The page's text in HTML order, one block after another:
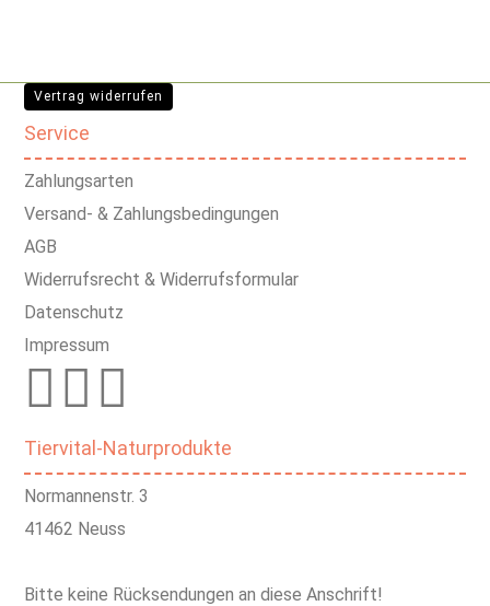
Vertrag widerrufen
Service
Zahlungsarten
Versand- & Zahlungsbedingungen
AGB
Widerrufsrecht & Widerrufsformular
Datenschutz
Impressum
Tiervital-Naturprodukte
Normannenstr. 3
41462 Neuss
Bitte keine Rücksendungen an diese Anschrift!